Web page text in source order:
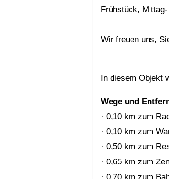
Frühstück,
Wir freuen uns,
In diesem Objekt
Wege und
· 0,10 km zum
· 0,10 km zum
· 0,50 km zum
· 0,65 km zum
· 0,70 km zum